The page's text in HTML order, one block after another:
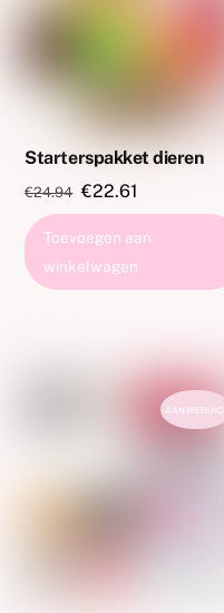
Starterspakket dieren
€24.94 Oorspronkelijke
prijs
was:
€24.94.
€22.61
prijs
is:
Toevoegen aan
winkelwagen
AANBIEDING!